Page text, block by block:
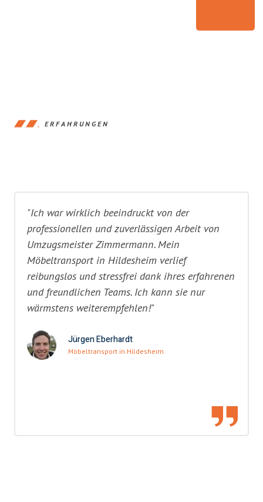
ERFAHRUNGEN
"Ich war wirklich beeindruckt von der
professionellen und zuverlässigen Arbeit von
Umzugsmeister Zimmermann. Mein
Möbeltransport in Hildesheim verlief
reibungslos und stressfrei dank ihres erfahrenen
und freundlichen Teams. Ich kann sie nur
wärmstens weiterempfehlen!"
Jürgen Eberhardt
Möbeltransport in Hildesheim